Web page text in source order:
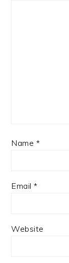
Name *
Email*
Website